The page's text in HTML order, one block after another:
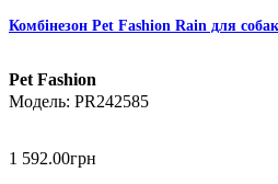
Комбінезон Pet Fashion Rain для
Pet Fashion
PR242585
1 592.00грн